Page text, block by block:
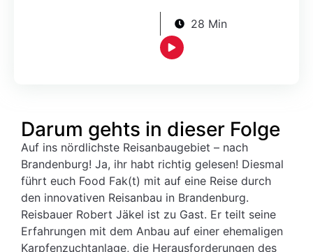
28 Min
Darum gehts in dieser Folge
Auf ins nördlichste Reisanbaugebiet – nach
Brandenburg! Ja, ihr habt richtig gelesen! Diesmal
führt euch Food Fak(t) mit auf eine Reise durch
den innovativen Reisanbau in Brandenburg.
Reisbauer Robert Jäkel ist zu Gast. Er teilt seine
Erfahrungen mit dem Anbau auf einer ehemaligen
Karpfenzuchtanlage, die Herausforderungen des